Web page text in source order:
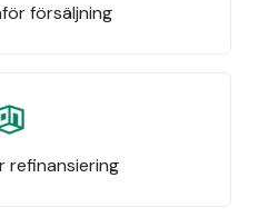
försäljning
refinansiering